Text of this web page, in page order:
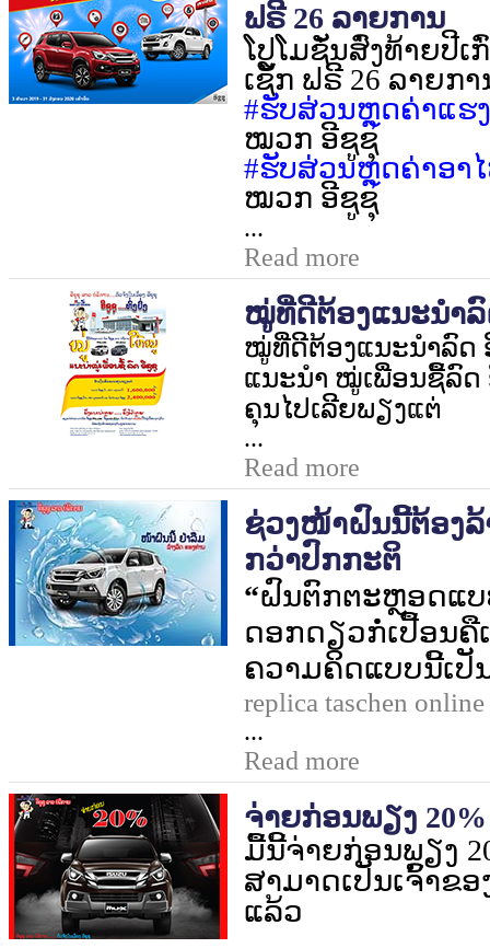
ຟຣີ 26 ລາຍການ
ໂປຼໂມຊັ່ນສົ່ງທ້າຍປີ
ເຊັກ ຟຣີ 26 ລາຍກາ
#ຮັບສ່ວນຫຼຸດຄ່າແຮ
ໝວກ ອີຊູຊຸ
#ຮັບສ່ວນຫຼຸດຄ່າອາ
ໝວກ ອີຊູຊຸ
...
Read more
ໝູ່ທີ່ດີຕ້ອງແນະນໍາ
ໝູ່ທີ່ດີຕ້ອງແນະນໍາລົ
ແນະນໍາ ໝູ່ເພື່ອນຊື້ລົດ
ຄຸນໄປເລີຍພຽງແຕ່
...
Read more
ຊ່ວງໜ້າຝົນນີ້ຕ້ອງ
ກວ່າປົກກະຕິ
“ຝົນຕົກຕະຫຼອດແບ
ດອກດຽວກໍ່ເປື້ອນຄື
ຄວາມຄິດແບບນີ້ເ
replica taschen
...
Read more
ຈ່າຍກ່ອນພຽງ
ມື້ນີ້ຈ່າຍກ່ອນພຽງ
ສາມາດເປັນເຈົ້າຂ
ແລ້ວ